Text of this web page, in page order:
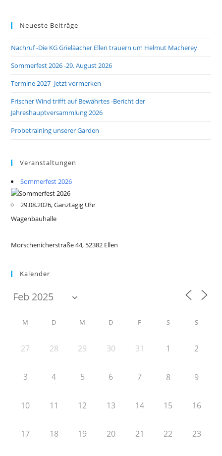
Neueste Beiträge
Nachruf -Die KG Grieläächer Ellen trauern um Helmut Macherey
Sommerfest 2026 -29. August 2026
Termine 2027 -Jetzt vormerken
Frischer Wind trifft auf Bewährtes -Bericht der
Jahreshauptversammlung 2026
Probetraining unserer Garden
Veranstaltungen
Sommerfest 2026
29.08.2026, Ganztägig Uhr
Wagenbauhalle
Morschenicherstraße 44, 52382 Ellen
Kalender
M D M D F S S
27 28 29 30 31 1 2
3 4 5 6 7 8 9
10 11 12 13 14 15 16
17 18 19 20 21 22 23